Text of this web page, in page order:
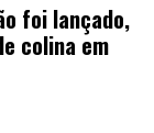
foi lançado,
colina em